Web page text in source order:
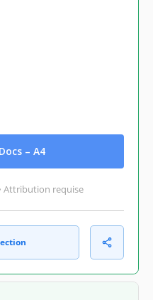
– A4
Attribution requise